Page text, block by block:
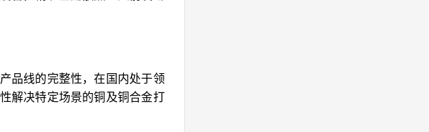
品线的完整性，在国内处于领
解决特定场景的铜及铜合金打